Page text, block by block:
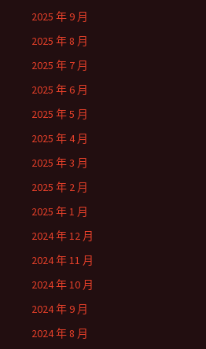
2025 年 9 月
2025 年 8 月
2025 年 7 月
2025 年 6 月
2025 年 5 月
2025 年 4 月
2025 年 3 月
2025 年 2 月
2025 年 1 月
2024 年 12 月
2024 年 11 月
2024 年 10 月
2024 年 9 月
2024 年 8 月